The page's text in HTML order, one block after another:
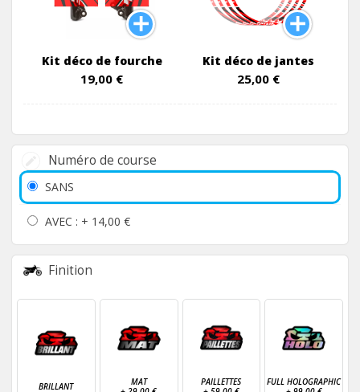
Kit déco de fourche
19,00 €
Kit déco de jantes
25,00 €
Numéro de course
SANS
AVEC : + 14,00 €
Finition
BRILLANT
MAT
PAILLETTES
FULL HOLOGRAPHIC